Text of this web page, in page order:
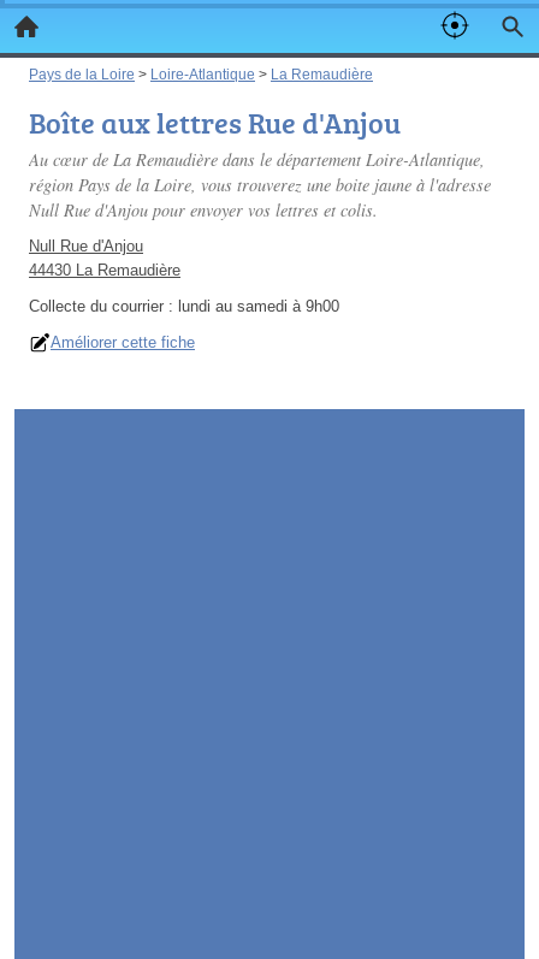
Pays de la Loire > Loire-Atlantique > La Remaudière
Boîte aux lettres Rue d'Anjou
Au cœur de La Remaudière dans le département Loire-Atlantique,
région Pays de la Loire, vous trouverez une boite jaune à l'adresse
Null Rue d'Anjou pour envoyer vos lettres et colis.
Null Rue d'Anjou
44430 La Remaudière
Collecte du courrier : lundi au samedi à 9h00
Améliorer cette fiche